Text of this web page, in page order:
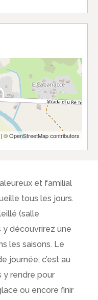
| © OpenStreetMap contributors
et familial
tous les jours.
(salle
y découvrirez une
les saisons. Le
journée, c’est au
y rendre pour
ou encore finir